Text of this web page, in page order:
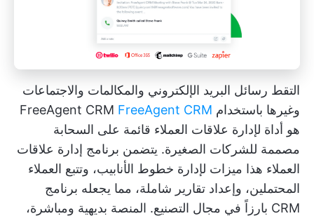
التقط رسائل البريد الإلكتروني والمكالمات والاجتماعات
وغيرها باستخدام FreeAgent CRM FreeAgent CRM
هو أداة لإدارة علاقات العملاء قائمة على السحابة
مصممة للشركات الصغيرة. يتضمن برنامج إدارة علاقات
العملاء هذا ميزات لإدارة خطوط الأنابيب، وتتبع العملاء
المحتملين، وإعداد تقارير شاملة، مما يجعله برنامج
CRM بارزاً في مجال التصنيع. المنصة بديهية ومباشرة،